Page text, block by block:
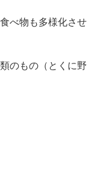
べ物も多様化させ
のもの（とくに野